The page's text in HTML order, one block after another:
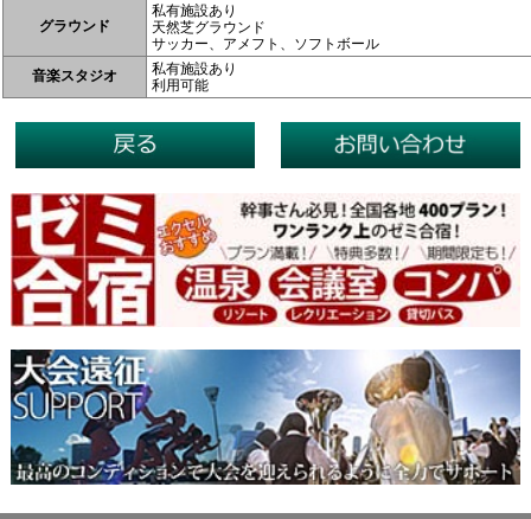
グラウンド
私有施設あり
天然芝グラウンド
サッカー、アメフト、ソフトボール
音楽スタジオ
私有施設あり
利用可能